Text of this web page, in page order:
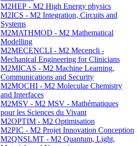
M2HEP - M2 High Energy physics
M2ICS - M2 Integration, Circuits and
Systems
M2MATHMOD - M2 Mathematical
Modelling
M2MECENCLI - M2 Mecencli -
Mechanical Engineering for Clinicians
M2MICAS - M2 Machine Learning,
Communications and Security
M2MOCHI - M2 Molecular Chemistry
and Interfaces
M2MSV - M2 MSV - Mathématiques
pour les Sciences du Vivant
M2OPTIM - M2 Optimisation
M2PIC - M2 Projet Innovation Conception
M2QNSLMT - M2 Quantum, Light,